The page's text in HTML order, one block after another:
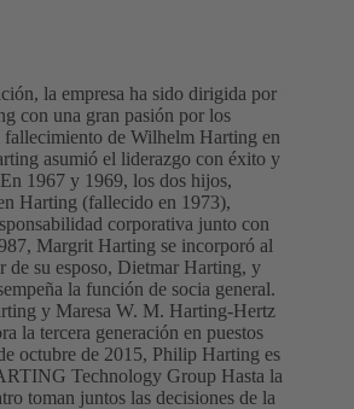
la empresa ha sido dirigida por
con una gran pasión por los
fallecimiento de Wilhelm Harting en
asumió el liderazgo con éxito y
1967 y 1969, los dos hijos,
Harting (fallecido en 1973),
corporativa junto con
Margrit Harting se incorporó al
de su esposo, Dietmar Harting, y
la función de socia general.
y Maresa W. M. Harting-Hertz
la tercera generación en puestos
octubre de 2015, Philip Harting es
Technology Group Hasta la
toman juntos las decisiones de la